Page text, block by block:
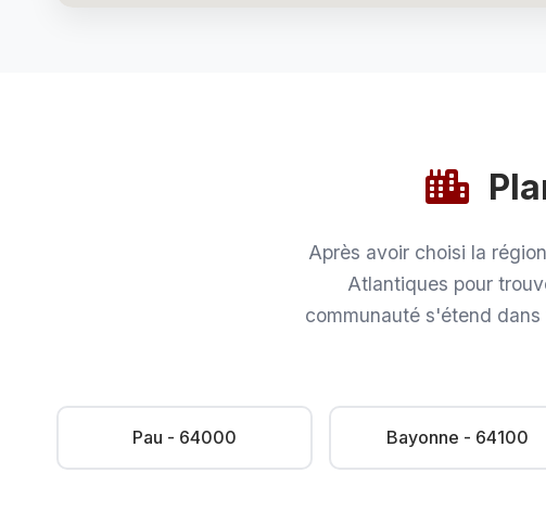
Après avoir choisi la
Atlantiques pour
communauté s'étend
Pau - 64000 Bayonne - 64100